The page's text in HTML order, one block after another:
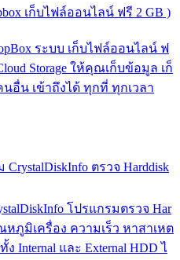
เก็บไฟล์ออนไลน์ ฟรี 2 GB )
ระบบ เก็บไฟล์ออนไลน์ ฟ
Storage ให้คุณเก็บข้อมูล เก็
อื่น เข้าถึงได้ ทุกที่ ทุกเวลา
CrystalDiskInfo ตรวจ Harddisk
โปรแกรมตรวจ Har
ภูมิเครื่อง ความเร็ว หาสาเหต
Internal และ External HDD ไ